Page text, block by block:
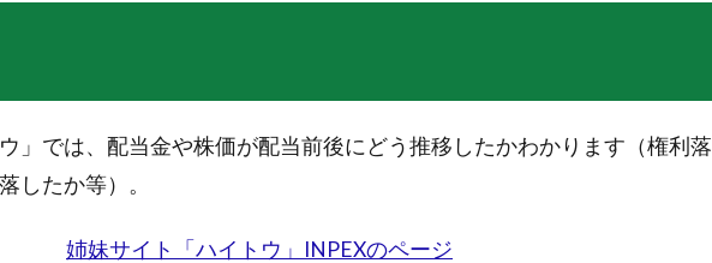
」では、配当金や株価が配当前後にどう推移したかわかります（権利落
したか等）。
姉妹サイト「ハイトウ」INPEXのページ